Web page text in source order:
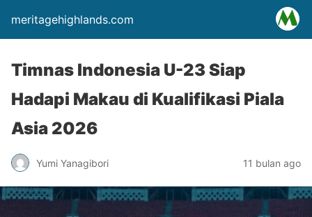
meritagehighlands.com
Timnas Indonesia U-23 Siap
Hadapi Makau di Kualifikasi Piala
Asia 2026
Yumi Yanagibori 11 bulan ago